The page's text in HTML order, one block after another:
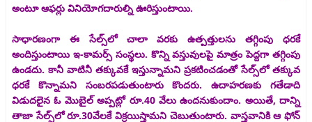
అంటూ ఆఫర్లు వినియోగదారుల్ని ఊరిస్తుంటాయి.
సాధారణంగా ఈ సేల్స్‌లో చాలా వరకు ఉత్పత్తులను తగ్గింపు ధరకే
అందిస్తుంటాయి ఇ-కామర్స్‌ సంస్థలు. కొన్ని వస్తువులపై మాత్రం పెద్దగా తగ్గింపు
ఉండదు. కానీ వాటినీ తక్కువకే ఇస్తున్నామని ప్రకటించడంతో సేల్స్‌లో తక్కువ
ధరకే కొన్నామని సంబరపడుతుంటారు కొందరు. ఉదాహరణకు గతేడాది
విడుదలైన ఓ మొబైల్‌ అప్పట్లో రూ.40 వేలు ఉందనుకుందాం. అయితే, దాన్ని
తాజా సేల్స్‌లో రూ.30వేలకే విక్రయిస్తామని చెబుతుంటారు. వాస్తవానికి ఆ ఫోన్‌